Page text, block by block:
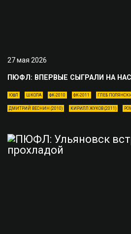
27 мая 2026
ПЮФЛ: ВПЕРВЫЕ СЫГРАЛИ НА
ЮФЛ ШКОЛА ФК-2010 ФК-2011 ГЛЕБ
ДМИТРИЙ ВЕСНИН (2010) КИРИЛЛ ЖУКОВ (2011)